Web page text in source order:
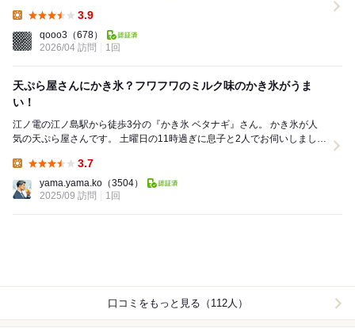
3.9
qooo3 （678）
2026/04 訪問
1回
天ぷら屋さんにかき氷？フワフワのミルク味のかき氷がうま
い！
江ノ電の江ノ島駅から徒歩3分の『かき氷 ベタナギ』さん。 かき氷が人
気の天ぷら屋さんです。 土曜日の11時過ぎに息子と2人でお伺いしまし
3.7
yama.yama.ko （3504）
2025/09 訪問
1回
口コミをもっと見る（112人）